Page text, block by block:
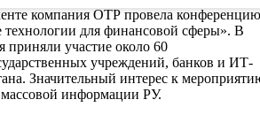
компания ОТР провела конференцию
для финансовой сферы». В
приняли участие около 60
учреждений, банков и ИТ-
Значительный интерес к
массовой информации РУ.